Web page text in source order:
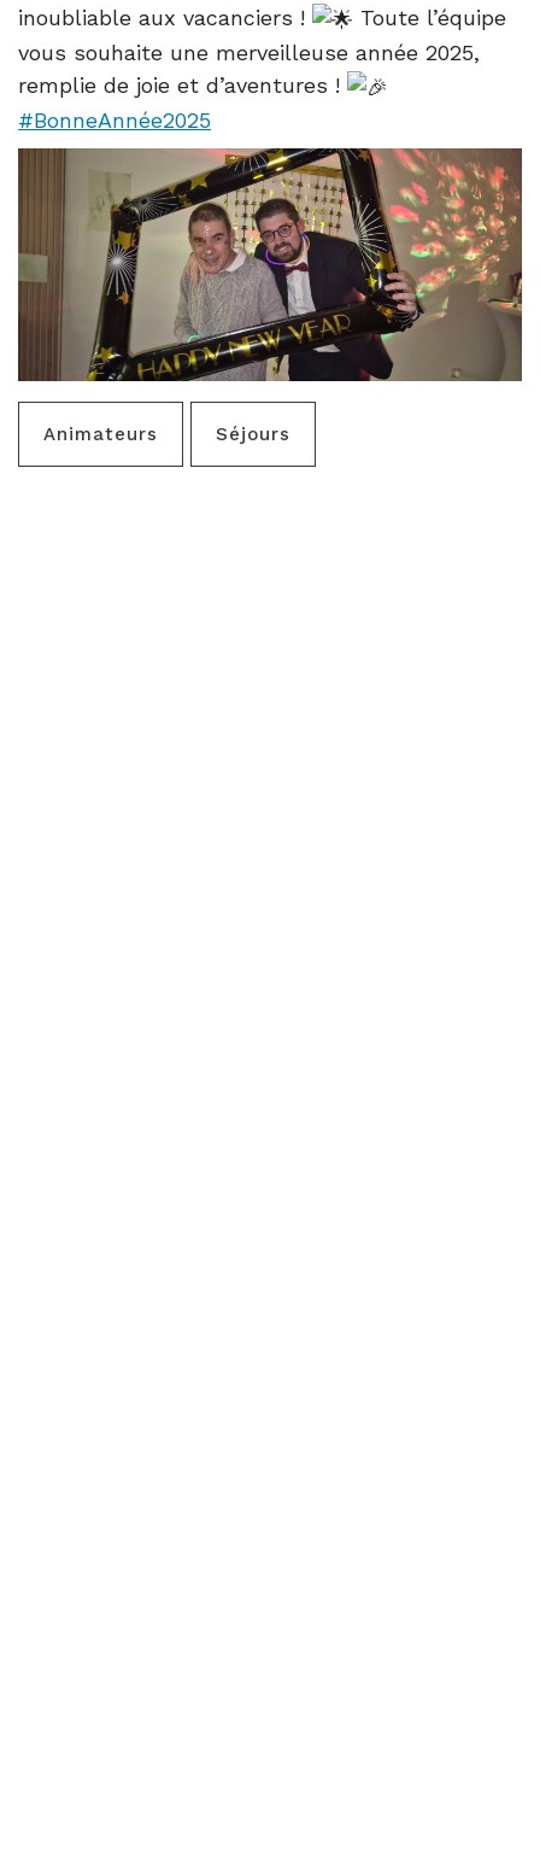
inoubliable aux vacanciers !
Toute l’équipe
vous souhaite une merveilleuse année 2025,
remplie de joie et d’aventures !
#BonneAnnée2025
Animateurs Séjours